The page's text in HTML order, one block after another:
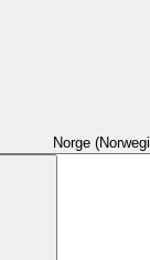
Norge